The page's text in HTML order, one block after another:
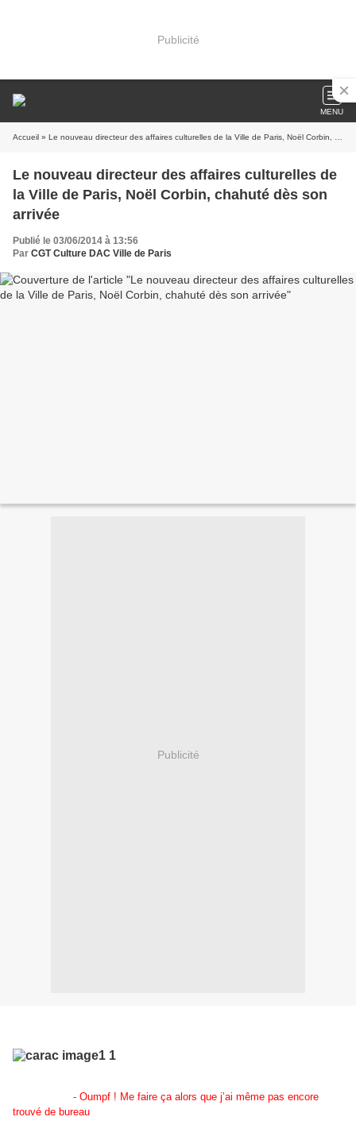
Publicité
MENU
Accueil » Le nouveau directeur des affaires culturelles de la Ville de Paris, Noël Corbin, chahuté dès son arrivée
Le nouveau directeur des affaires culturelles de
la Ville de Paris, Noël Corbin, chahuté dès son
arrivée
Publié le 03/06/2014 à 13:56
Par CGT Culture DAC Ville de Paris
Publicité
- Oumpf ! Me faire ça alors que j’ai même pas encore
trouvé de bureau